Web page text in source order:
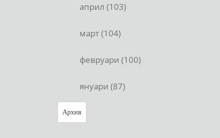
април (103)
март (104)
февруари (100)
януари (87)
Архив